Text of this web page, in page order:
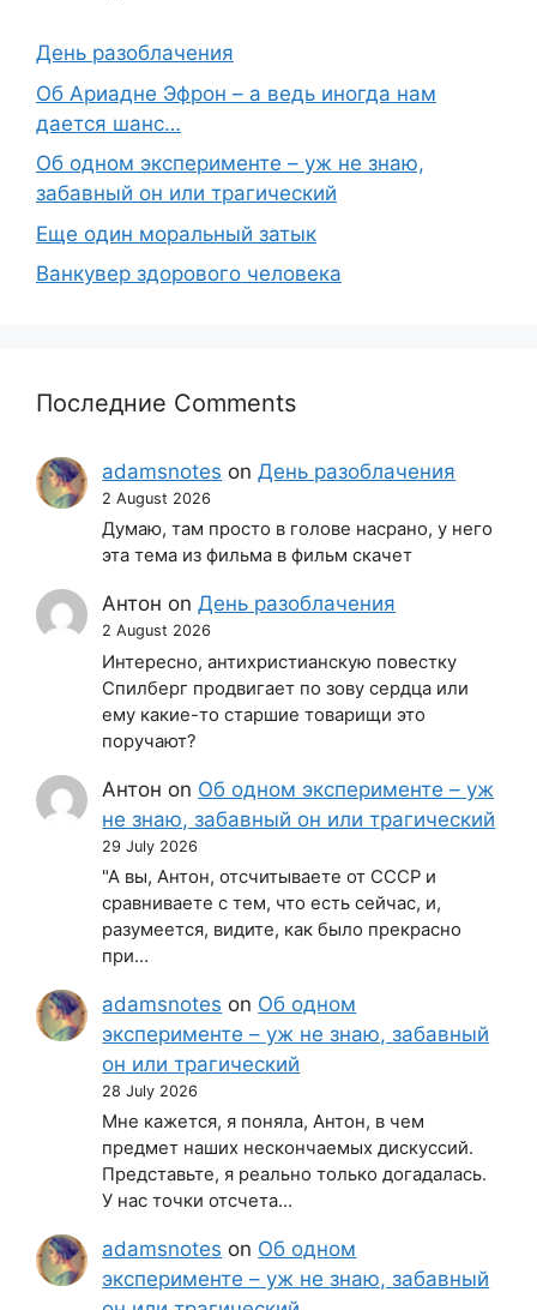
День разоблачения
Об Ариадне Эфрон – а ведь иногда нам
дается шанс…
Об одном эксперименте – уж не знаю,
забавный он или трагический
Еще один моральный затык
Ванкувер здорового человека
Последние Comments
adamsnotes onДень разоблачения
2 August 2026
Думаю, там просто в голове насрано, у него
эта тема из фильма в фильм скачет
Антон onДень разоблачения
2 August 2026
Интересно, антихристианскую повестку
Спилберг продвигает по зову сердца или
ему какие-то старшие товарищи это
поручают?
Антон on Об одном эксперименте – уж
не знаю, забавный он или трагический
29 July 2026
"А вы, Антон, отсчитываете от СССР и
сравниваете с тем, что есть сейчас, и,
разумеется, видите, как было прекрасно
при…
adamsnotes on Об одном
эксперименте – уж не знаю, забавный
он или трагический
28 July 2026
Мне кажется, я поняла, Антон, в чем
предмет наших нескончаемых дискуссий.
Представьте, я реально только догадалась.
У нас точки отсчета…
adamsnotes on Об одном
эксперименте – уж не знаю, забавный